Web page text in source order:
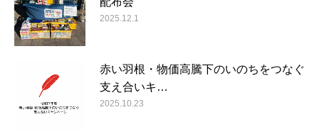
2025.12.1
赤い羽根・物価高騰下のいのちをつなぐ
支え合いキ…
2025.10.23